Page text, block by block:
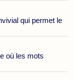
qui permet le
où les mots